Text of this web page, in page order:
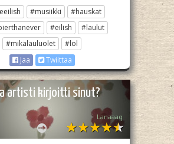
#musiikki
#hauskat
#eilish
#laulut
#mikälauluolet
#lol
Jaa
Twiittaa
artisti kirjoitti sinut?
Lanaaaq